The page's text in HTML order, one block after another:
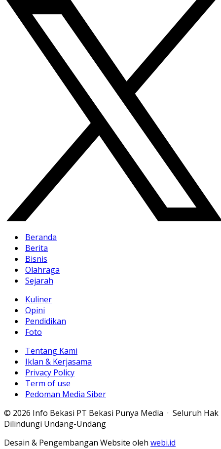
Beranda
Berita
Bisnis
Olahraga
Sejarah
Kuliner
Opini
Pendidikan
Foto
Tentang Kami
Iklan & Kerjasama
Privacy Policy
Term of use
Pedoman Media Siber
© 2026 Info Bekasi PT Bekasi Punya Media · Seluruh Hak
Dilindungi Undang-Undang
Desain & Pengembangan Website oleh webi.id